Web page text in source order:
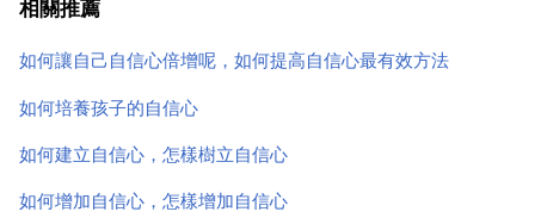
相關推薦
如何讓自己自信心倍增呢，如何提高自信心最有效方法
如何培養孩子的自信心
如何建立自信心，怎樣樹立自信心
如何增加自信心，怎樣增加自信心